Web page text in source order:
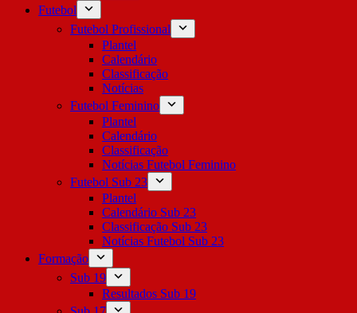
Futebol
Futebol Profissional
Plantel
Calendário
Classificação
Notícias
Futebol Feminino
Plantel
Calendário
Classificação
Notícias Futebol Feminino
Futebol Sub 23
Plantel
Calendário Sub 23
Classificação Sub 23
Notícias Futebol Sub 23
Formação
Sub 19
Resultados Sub 19